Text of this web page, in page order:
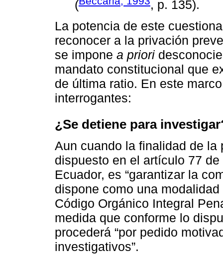
(
, p. 135).
La potencia de este
reconocer a la privación
se impone a priori
mandato constitucional que
de última ratio. En este
interrogantes:
¿Se detiene para
Aun cuando la finalidad de
dispuesto en el artículo 77
Ecuador, es “garantizar la
dispone como una
Código Orgánico Integral
medida que conforme lo
procederá “por pedido
investigativos”.